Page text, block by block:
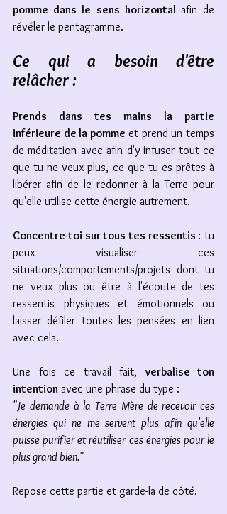
pomme dans le sens horizontal afin de
révéler le pentagramme.
Ce qui a besoin d'être
relâcher :
Prends dans tes mains la partie
inférieure de la pomme et prend un temps
de méditation avec afin d'y infuser tout ce
que tu ne veux plus, ce que tu es prêtes à
libérer afin de le redonner à la Terre pour
qu'elle utilise cette énergie autrement.
Concentre-toi sur tous tes ressentis : tu
peux visualiser ces
situations/comportements/projets dont tu
ne veux plus ou être à l'écoute de tes
ressentis physiques et émotionnels ou
laisser défiler toutes les pensées en lien
avec cela.
Une fois ce travail fait, verbalise ton
intention avec une phrase du type :
"Je demande à la Terre Mère de recevoir ces
énergies qui ne me servent plus afin qu'elle
puisse purifier et réutiliser ces énergies pour le
plus grand bien."
Repose cette partie et garde-la de côté.